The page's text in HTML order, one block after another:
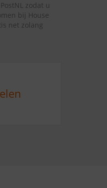
zodat u
bij House
net zolang